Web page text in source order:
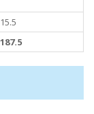
15.5
187.5